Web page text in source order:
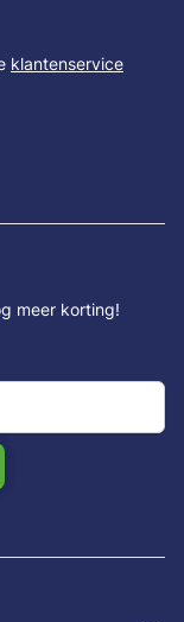
klantenservice
meer korting!